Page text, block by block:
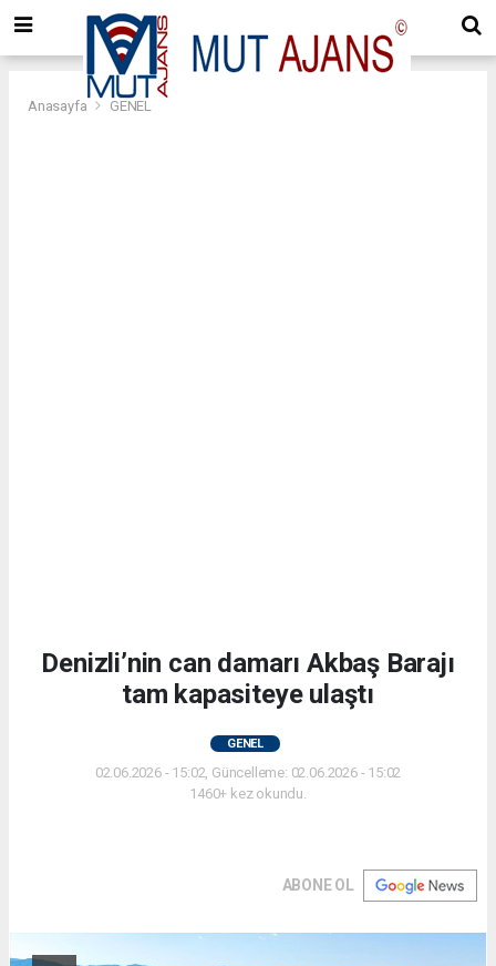
Anasayfa GENEL
Denizli’nin can damarı Akbaş Barajı
tam kapasiteye ulaştı
GENEL
02.06.2026 - 15:02, Güncelleme: 02.06.2026 - 15:02
1460+ kez okundu.
ABONE OL